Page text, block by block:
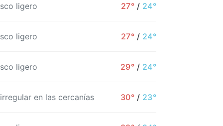
ligero 27° / 24°
ligero 27° / 24°
ligero 29° / 24°
en las cercanías 30° / 23°